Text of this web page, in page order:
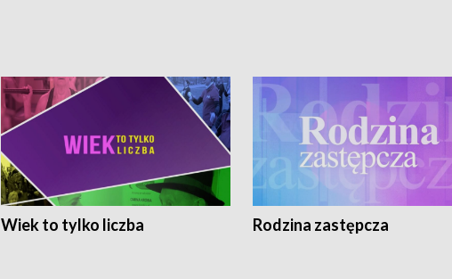
Wiek to tylko liczba Rodzina zastępcza